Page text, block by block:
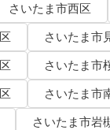
さいたま市西区
さいたま市
さいたま市
さいたま市
さいたま市岩